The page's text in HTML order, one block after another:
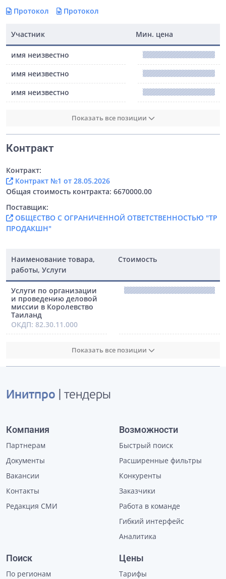
Протокол Протокол
Участник Мин. цена
имя неизвестно
имя неизвестно
имя неизвестно
Показать все позиции
Контракт
Контракт:
Контракт №1 от 28.05.2026
Общая стоимость контракта: 6670000.00
Поставщик:
ОБЩЕСТВО С ОГРАНИЧЕННОЙ ОТВЕТСТВЕННОСТЬЮ "ТР
ПРОДАКШН"
Наименование товара,
работы, Услуги
Стоимость
Услуги по организации
и проведению деловой
миссии в Королевство
Таиланд
ОКДП: 82.30.11.000
Показать все позиции
Инитпро | тендеры
Компания
Партнерам
Документы
Вакансии
Контакты
Редакция СМИ
Возможности
Быстрый поиск
Расширенные фильтры
Конкуренты
Заказчики
Работа в команде
Гибкий интерфейс
Аналитика
Поиск
По регионам
Цены
Тарифы